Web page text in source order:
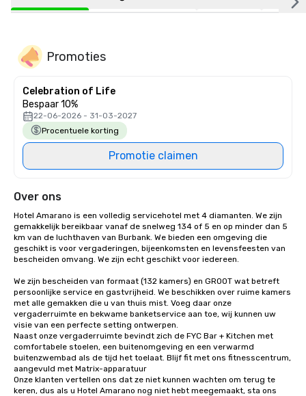
Promoties
Celebration of Life
Bespaar 10%
22-06-2026 - 31-03-2027
Procentuele korting
Promotie claimen
Over ons
Hotel Amarano is een volledig servicehotel met 4 diamanten. We zijn
gemakkelijk bereikbaar vanaf de snelweg 134 of 5 en op minder dan 5
km van de luchthaven van Burbank. We bieden een omgeving die
geschikt is voor vergaderingen, bijeenkomsten en levensfeesten van
bescheiden omvang. We zijn echt geschikt voor iedereen.
We zijn bescheiden van formaat (132 kamers) en GROOT wat betreft
persoonlijke service en gastvrijheid. We beschikken over ruime kamers
met alle gemakken die u van thuis mist. Voeg daar onze
vergaderruimte en bekwame banketservice aan toe, wij kunnen uw
visie van een perfecte setting ontwerpen.
Naast onze vergaderruimte bevindt zich de FYC Bar + Kitchen met
comfortabele stoelen, een buitenomgeving en een verwarmd
buitenzwembad als de tijd het toelaat. Blijf fit met ons fitnesscentrum,
aangevuld met Matrix-apparatuur
Onze klanten vertellen ons dat ze niet kunnen wachten om terug te
keren, dus als u Hotel Amarano nog niet hebt meegemaakt, sta ons